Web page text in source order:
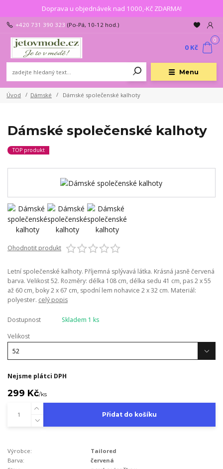
Doprava u objednávek nad 1000,-Kč ZDARMA!
Menu
+420 731 390 323 (Po-Pá, 10-12 hod.)
0
0 Kč
Úvod Dámské Dámské společenské kalhoty
Dámské společenské kalhoty
TOP produkt
Ohodnotit produkt
Letní společenské kalhoty. Příjemná splývavá látka. Krásná jasně červená
barva. Velikost 52. Rozměry: délka 108 cm, délka sedu 41 cm, pas 2 x 55
až 60 cm, boky 2 x 67 cm, spodní lem nohavice 2 x 32 cm. Materiál:
polyester. celý popis
Dostupnost
Skladem 1 ks
Velikost
Nejsme plátci DPH
299 Kč/ks
Přidat do košíku
Výrobce:
Tailored
Barva:
červená